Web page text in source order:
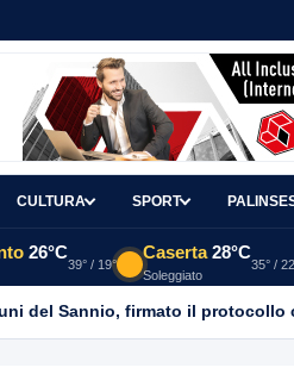
CULTURA SPORT
26°C
39° / 19°
Caserta 28°C
Soleggiato
35° /
del Sannio, firmato il protocollo